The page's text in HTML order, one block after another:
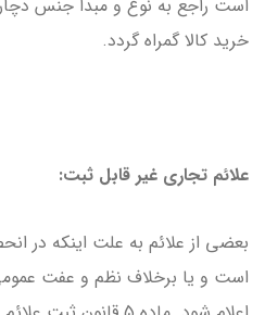
است راجع به نوع و مبدا جنس
خرید کالا گمراه گردد.
علائم تجاری غیر قابل ثبت:
بعضی از علائم به علت اینکه در
است و یا برخلاف نظم و عفت